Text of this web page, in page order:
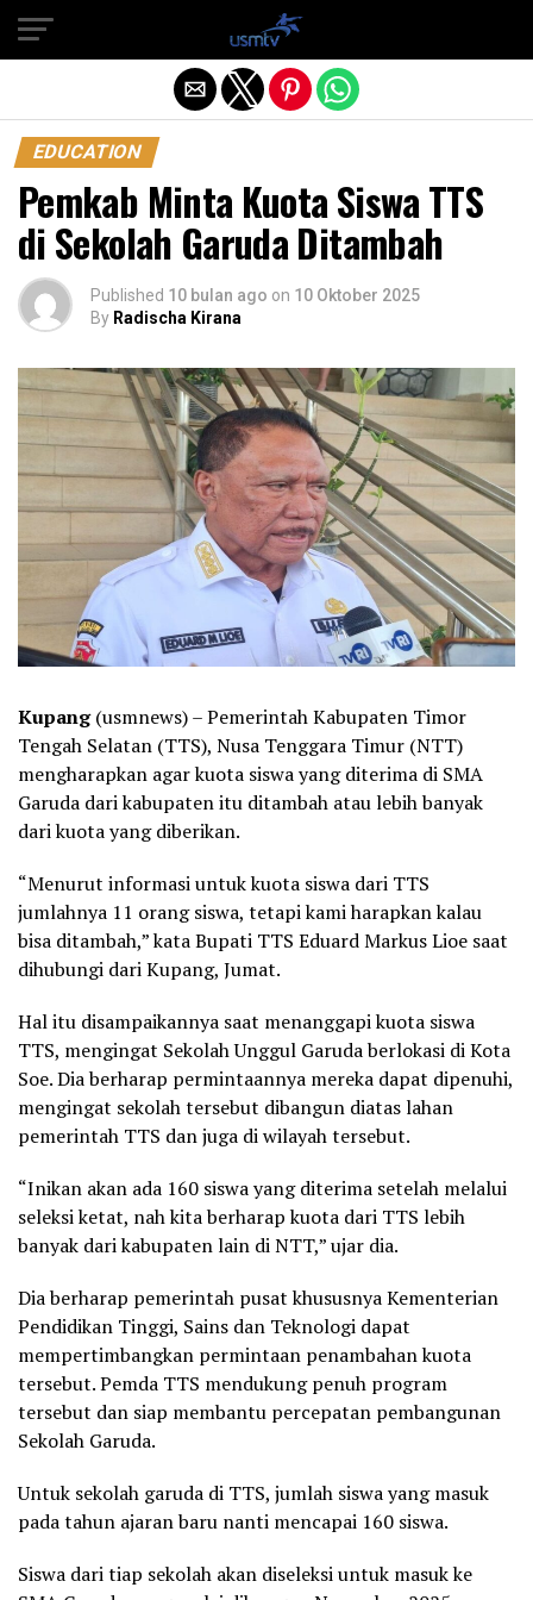
EDUCATION
Pemkab Minta Kuota Siswa TTS
di Sekolah Garuda Ditambah
Published 10 bulan ago on 10 Oktober 2025
By Radischa Kirana
Kupang(usmnews) – Pemerintah Kabupaten Timor
Tengah Selatan (TTS), Nusa Tenggara Timur (NTT)
mengharapkan agar kuota siswa yang diterima di SMA
Garuda dari kabupaten itu ditambah atau lebih banyak
dari kuota yang diberikan.
“Menurut informasi untuk kuota siswa dari TTS
jumlahnya 11 orang siswa, tetapi kami harapkan kalau
bisa ditambah,” kata Bupati TTS Eduard Markus Lioe saat
dihubungi dari Kupang, Jumat.
Hal itu disampaikannya saat menanggapi kuota siswa
TTS, mengingat Sekolah Unggul Garuda berlokasi di Kota
Soe. Dia berharap permintaannya mereka dapat dipenuhi,
mengingat sekolah tersebut dibangun diatas lahan
pemerintah TTS dan juga di wilayah tersebut.
“Inikan akan ada 160 siswa yang diterima setelah melalui
seleksi ketat, nah kita berharap kuota dari TTS lebih
banyak dari kabupaten lain di NTT,” ujar dia.
Dia berharap pemerintah pusat khususnya Kementerian
Pendidikan Tinggi, Sains dan Teknologi dapat
mempertimbangkan permintaan penambahan kuota
tersebut. Pemda TTS mendukung penuh program
tersebut dan siap membantu percepatan pembangunan
Sekolah Garuda.
Untuk sekolah garuda di TTS, jumlah siswa yang masuk
pada tahun ajaran baru nanti mencapai 160 siswa.
Siswa dari tiap sekolah akan diseleksi untuk masuk ke
Exit mobile version